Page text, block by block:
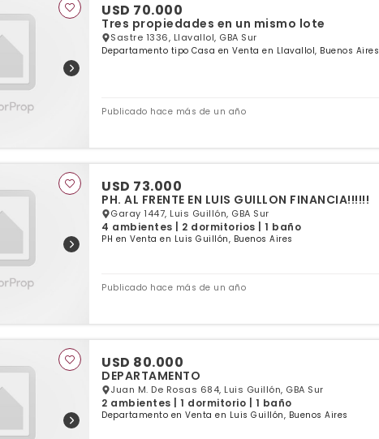
USD 70.000
Tres propiedades en un mismo lote
Sastre 1336, Llavallol, GBA Sur
Departamento tipo Casa en Venta en Llavallol, Buenos Aires
Publicado hace más de un año
USD 73.000
PH. AL FRENTE EN LUIS GUILLON FINANCIA!!!!!!
Garay 1447, Luis Guillón, GBA Sur
4 ambientes | 2 dormitorios | 1 baño
PH en Venta en Luis Guillón, Buenos Aires
Publicado hace más de un año
USD 80.000
DEPARTAMENTO
Juan M. De Rosas 684, Luis Guillón, GBA Sur
2 ambientes | 1 dormitorio | 1 baño
Departamento en Venta en Luis Guillón, Buenos Aires